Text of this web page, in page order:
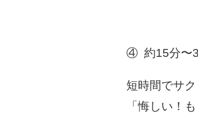
④ 約15分〜
短時間でサ
「悔しい！